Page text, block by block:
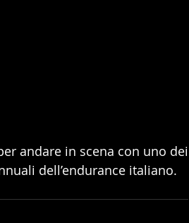
andare in scena con uno dei
dell’endurance italiano.